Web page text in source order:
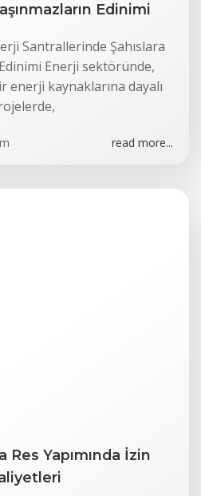
Edinimi
Santrallerinde Şahıslara
Enerji sektöründe,
kaynaklarına dayalı
read more...
Res Yapımında İzin